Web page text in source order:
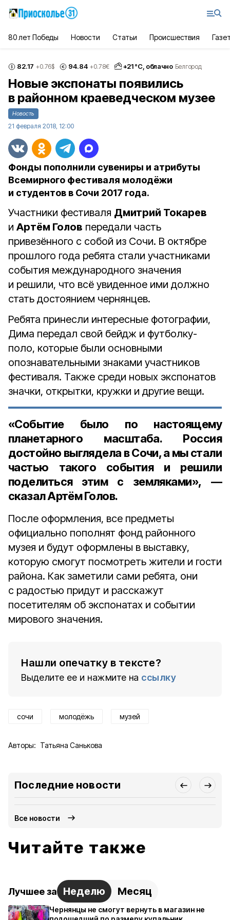
80 лет Победы Новости Статьи Происшествия
82.17 +0.76$ 94.84 +0.78€ +21°С, облачно Белгород
Новые экспонаты появились
в районном краеведческом музее
Новость
21 февраля 2018, 12:00
Фонды пополнили сувениры и атрибуты
Всемирного фестиваля молодёжи
и студентов в Сочи 2017 года.
Участники фестиваля Дмитрий Токарев
и Артём Голов передали часть
привезённого с собой из Сочи. В октябре
прошлого года ребята стали участниками
события международного значения
и решили, что всё увиденное ими должно
стать достоянием чернянцев.
Ребята принесли интересные фотографии,
Дима передал свой бейдж и футболку-
поло, которые были основными
опознавательными знаками участников
фестиваля. Также среди новых экспонатов
значки, открытки, кружки и другие вещи.
«Событие было по настоящему
планетарного масштаба. Россия
достойно выглядела в Сочи, а мы стали
частью такого события и решили
поделиться этим с земляками», —
сказал Артём Голов.
После оформления, все предметы
официально пополнят фонд районного
музея и будут оформлены в выставку,
которую смогут посмотреть жители и гости
района. Как заметили сами ребята, они
с радостью придут и расскажут
посетителям об экспонатах и событии
мирового значения.
Нашли опечатку в тексте?
Выделите ее и нажмите на ссылку
сочи молодёжь музей
Авторы: Татьяна Санькова
Последние новости
Все новости
Читайте также
Лучшее за Неделю Месяц
Чернянцы не смогут вернуть в магазин не